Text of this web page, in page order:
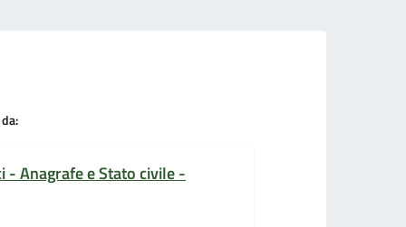
- Anagrafe e Stato civile -